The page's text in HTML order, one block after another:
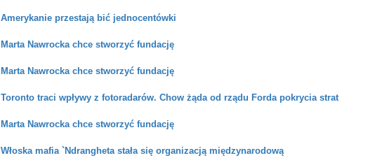
Amerykanie przestają bić jednocentówki
Marta Nawrocka chce stworzyć fundację
Marta Nawrocka chce stworzyć fundację
Toronto traci wpływy z fotoradarów. Chow żąda od rządu Forda pokrycia strat
Marta Nawrocka chce stworzyć fundację
Włoska mafia `Ndrangheta stała się organizacją międzynarodową